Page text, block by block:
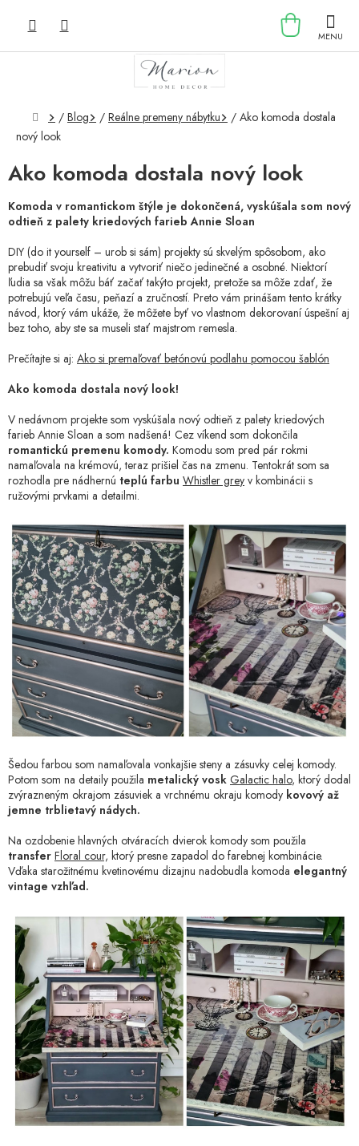
KOŠÍK
Domov
/ Blog / Reálne premeny nábytku / Ako komoda dostala
nový look
Ako komoda dostala nový look
Komoda v romantickom štýle je dokončená, vyskúšala som nový
odtieň z palety kriedových farieb Annie Sloan
DIY (do it yourself – urob si sám) projekty sú skvelým spôsobom, ako
prebudiť svoju kreativitu a vytvoriť niečo jedinečné a osobné. Niektorí
ľudia sa však môžu báť začať takýto projekt, pretože sa môže zdať, že
potrebujú veľa času, peňazí a zručností. Preto vám prinášam tento krátky
návod, ktorý vám ukáže, že môžete byť vo vlastnom dekorovaní úspešní aj
bez toho, aby ste sa museli stať majstrom remesla.
Prečítajte si aj: Ako si premaľovať betónovú podlahu pomocou šablón
Ako komoda dostala nový look!
V nedávnom projekte som vyskúšala nový odtieň z palety kriedových
farieb Annie Sloan a som nadšená! Cez víkend som dokončila
romantickú premenu komody. Komodu som pred pár rokmi
namaľovala na krémovú, teraz prišiel čas na zmenu. Tentokrát som sa
rozhodla pre nádhernú teplú farbu Whistler grey v kombinácii s
ružovými prvkami a detailmi.
Šedou farbou som namaľovala vonkajšie steny a zásuvky celej komody.
Potom som na detaily použila metalický vosk Galactic halo, ktorý dodal
zvýrazneným okrajom zásuviek a vrchnému okraju komody kovový až
jemne trblietavý nádych.
Na ozdobenie hlavných otváracích dvierok komody som použila
transfer Floral cour, ktorý presne zapadol do farebnej kombinácie.
Vďaka starožitnému kvetinovému dizajnu nadobudla komoda elegantný
vintage vzhľad.